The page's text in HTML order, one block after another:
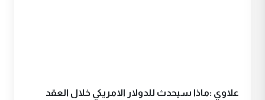
علاوي :ماذا سيحدث للدولار الامريكي خلال العقد